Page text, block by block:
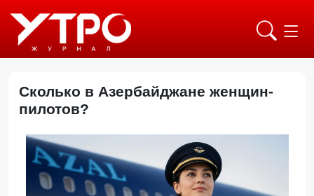
Сколько в Азербайджане женщин-
пилотов?